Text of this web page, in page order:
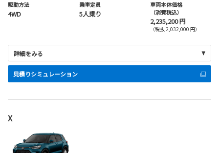
駆動方法
4WD
乗車定員
5人乗り
車両本体価格
（消費税込）
2,235,200 円
（税抜 2,032,000 円）
詳細をみる
見積りシミュレーション
X